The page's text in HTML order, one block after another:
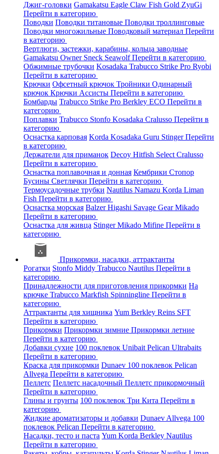
Джиг-головки Gamakatsu Eagle Claw Fish Gold ZyuGi
Перейти в категорию
Поводки Поводки титановые Поводки троллинговые
Поводки многожильные Поводковый материал Перейти
в категорию
Вертлюги, застежки, карабины, кольца заводные
Gamakatsu Owner Sneck SeawolfПерейти в категорию
Обжимные трубочки Kosadaka Trabucco Strike Pro Ryobi
Перейти в категорию
Крючки Офсетный крючок Тройники Одинарный
крючок Крючки Ассисты Перейти в категорию
Бомбарды Trabucco Strike Pro Berkley ECO Перейти в
категорию
Поплавки Trabucco Stonfo Kosadaka Cralusso Перейти в
категорию
Оснастка карповая Korda Kosadaka Guru StingerПерейти
в категорию
Держатели для приманок Decoy Hitfish Select Cralusso
Перейти в категорию
Оснастка поплавочная и донная Кембрики Стопор
Бусины Светлячки Перейти в категорию
Термоусадочные трубки Nautilus Namazu Korda Liman
Fish Перейти в категорию
Оснастка морская BalzerHigashi Savage GearMikado
Перейти в категорию
Оснастка для живца StingerMikado Mifine Перейти в
категорию
Прикормки, насадки, аттрактанты
Рогатки Stonfo Middy Trabucco Nautilus Перейти в
категорию
Принадлежности для приготовления прикормки На
крючке Trabucco Markfish Spinningline Перейти в
категорию
Аттрактанты для хищника Yum Berkley Reins SFT
Перейти в категорию
Прикормки Прикормки зимние Прикормки летние
Перейти в категорию
Добавки сухие 100 поклевок Unibait Pelican Ultrabaits
Перейти в категорию
Краска для прикормки Dunaev 100 поклевок Pelican
Allvega Перейти в категорию
Пеллетс Пеллетс насадочный Пеллетс прикормочный
Перейти в категорию
Глины и грунты 100 поклевок Три Кита Перейти в
категорию
Жидкие ароматизаторы и добавки Dunaev Allvega 100
поклевок Pelican Перейти в категорию
Насадки, тесто и паста Yum Korda Berkley Nautilus
Перейти в категорию